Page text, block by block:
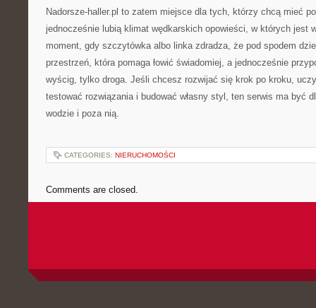
Nadorsze-haller.pl to zatem miejsce dla tych, którzy chcą mieć
jednocześnie lubią klimat wędkarskich opowieści, w których jest
moment, gdy szczytówka albo linka zdradza, że pod spodem
przestrzeń, która pomaga łowić świadomiej, a jednocześnie
wyścig, tylko droga. Jeśli chcesz rozwijać się krok po kroku,
testować rozwiązania i budować własny styl, ten serwis ma być
wodzie i poza nią.
CATEGORIES: NIERUCHOMOŚCI
Comments are closed.